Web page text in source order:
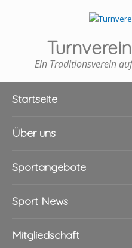
Ein Traditionsverein
Startseite
Über uns
Sportangebote
Sport News
Mitgliedschaft